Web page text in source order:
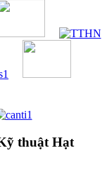
thuật Hạt